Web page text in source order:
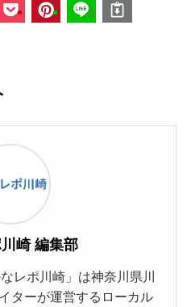
崎 編集部
レポ川崎」は神奈川県川
ターが運営するローカル